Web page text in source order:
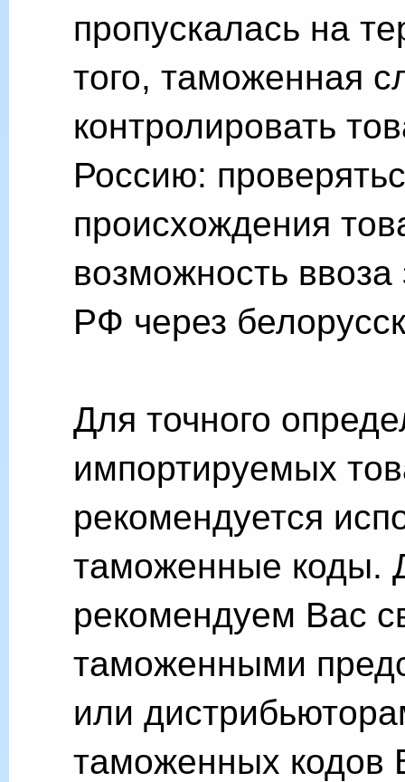
пропускалась на
того, таможенная
контролировать
Россию:
происхождения
возможность
РФ через
Для точного
импортируемых
рекомендуется
таможенные коды.
рекомендуем Вас
таможенными
или
таможенных кодов